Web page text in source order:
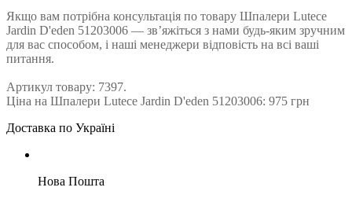
Якщо вам потрібна консультація по товару Шпалери Lutece
Jardin D'eden 51203006 — зв’яжіться з нами будь-яким зручним
для вас способом, і наші менеджери відповість на всі ваші
питання.
Артикул товару: 7397.
Ціна на Шпалери Lutece Jardin D'eden 51203006: 975 грн
Доставка по Україні
Нова Пошта